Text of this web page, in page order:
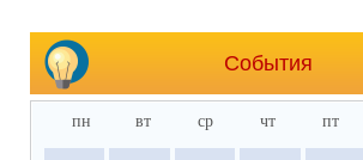
События
пн вт ср чт пт